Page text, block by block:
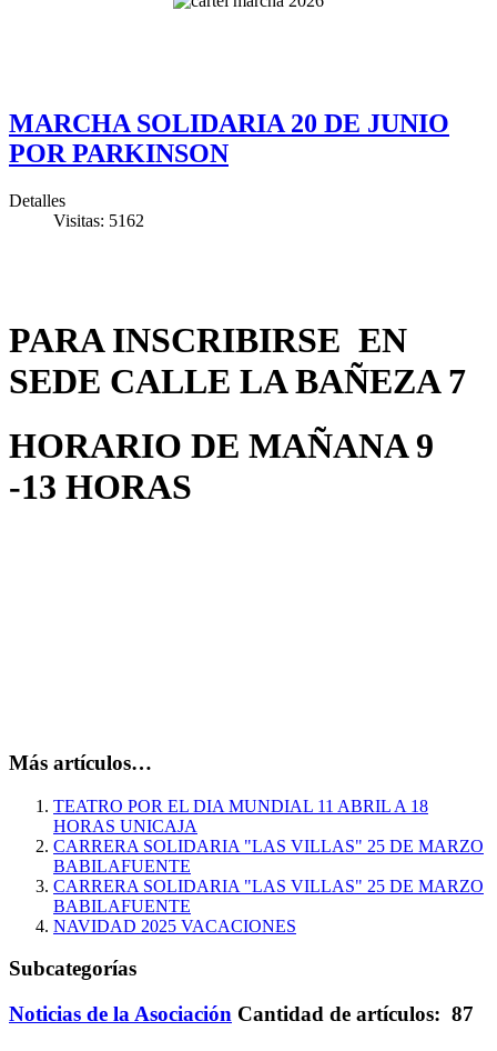
MARCHA SOLIDARIA 20 DE JUNIO
POR PARKINSON
Detalles
Visitas: 5162
PARA INSCRIBIRSE EN
SEDE CALLE LA BAÑEZA 7
HORARIO DE MAÑANA 9
-13 HORAS
Más artículos…
TEATRO POR EL DIA MUNDIAL 11 ABRIL A 18
HORAS UNICAJA
CARRERA SOLIDARIA "LAS VILLAS" 25 DE MARZO
BABILAFUENTE
CARRERA SOLIDARIA "LAS VILLAS" 25 DE MARZO
BABILAFUENTE
NAVIDAD 2025 VACACIONES
Subcategorías
Noticias de la Asociación Cantidad de artículos: 87